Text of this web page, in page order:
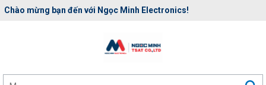
Chào mừng bạn đến với Ngọc Minh Electronics!
Rất nhiều ưu đãi và chương trình khuyến mãi đang chờ đợi bạn